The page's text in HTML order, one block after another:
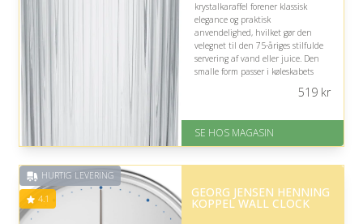
krystalkaraffel forener klassisk
elegance og praktisk
anvendelighed, hvilket gør den
velegnet til den 75-åriges stilfulde
servering af vand eller juice. Den
smalle form passer i køleskabets
På lager
Levering: 1-3 dage
God Trustpilot rating på 4.1 ud
519kr
SE HOS MAGASIN
HURTIG LEVERING
4.1 GEORG JENSEN HENNING
KOPPEL WALL CLOCK